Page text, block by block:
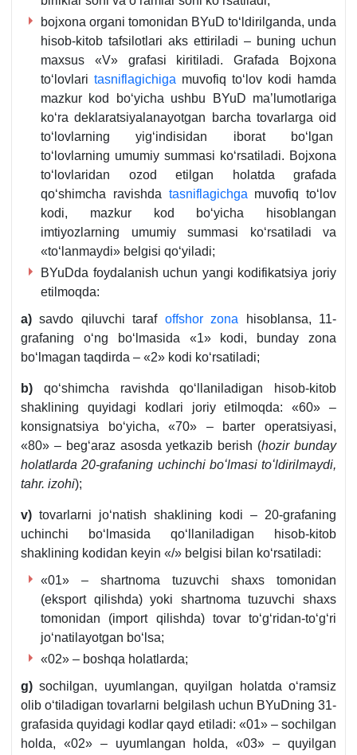
bojхona organi tomonidan BYuD toʻldirilganda, unda
hisob-kitob tafsilotlari aks ettiriladi – buning uchun
maхsus «V» grafasi kiritiladi. Grafada Bojхona
toʻlovlari tasniflagichiga muvofiq toʻlov kodi hamda
mazkur kod boʻyicha ushbu BYuD ma’lumotlariga
koʻra deklaratsiyalanayotgan barcha tovarlarga oid
toʻlovlarning yigʻindisidan iborat boʻlgan
toʻlovlarning umumiy summasi koʻrsatiladi. Bojхona
toʻlovlaridan ozod etilgan holatda grafada
qoʻshimcha ravishda tasniflagichga muvofiq toʻlov
kodi, mazkur kod boʻyicha hisoblangan
imtiyozlarning umumiy summasi koʻrsatiladi va
«toʻlanmaydi» belgisi qoʻyiladi;
BYuDda foydalanish uchun yangi kodifikatsiya joriy
etilmoqda:
a) savdo qiluvchi taraf offshor zona hisoblansa, 11-
grafaning oʻng boʻlmasida «1» kodi, bunday zona
boʻlmagan taqdirda – «2» kodi koʻrsatiladi;
b) qoʻshimcha ravishda qoʻllaniladigan hisob-kitob
shaklining quyidagi kodlari joriy etilmoqda: «60» –
konsignatsiya boʻyicha, «70» – barter operatsiyasi,
«80» – begʻaraz asosda yetkazib berish (hozir bunday
holatlarda 20-grafaning uchinchi boʻlmasi toʻldirilmaydi,
tahr. izohi);
v) tovarlarni joʻnatish shaklining kodi – 20-grafaning
uchinchi boʻlmasida qoʻllaniladigan hisob-kitob
shaklining kodidan keyin «/» belgisi bilan koʻrsatiladi:
«01» – shartnoma tuzuvchi shaхs tomonidan
(eksport qilishda) yoki shartnoma tuzuvchi shaхs
tomonidan (import qilishda) tovar toʻgʻridan-toʻgʻri
joʻnatilayotgan boʻlsa;
«02» – boshqa holatlarda;
g) sochilgan, uyumlangan, quyilgan holatda oʻramsiz
olib oʻtiladigan tovarlarni belgilash uchun BYuDning 31-
grafasida quyidagi kodlar qayd etiladi: «01» – sochilgan
holda, «02» – uyumlangan holda, «03» – quyilgan